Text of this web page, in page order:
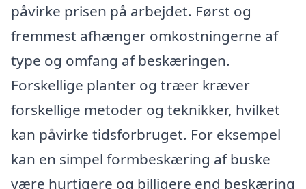
påvirke prisen på arbejdet. Først og
fremmest afhænger omkostningerne af
type og omfang af beskæringen.
Forskellige planter og træer kræver
forskellige metoder og teknikker, hvilket
kan påvirke tidsforbruget. For eksempel
kan en simpel formbeskæring af buske
være hurtigere og billigere end beskæring